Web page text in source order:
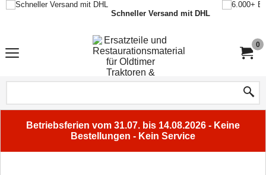
Schneller Versand mit DHL
0
Betriebsferien vom 31.07. bis 14.08.2026 - Keine
Bestellungen - Kein Service